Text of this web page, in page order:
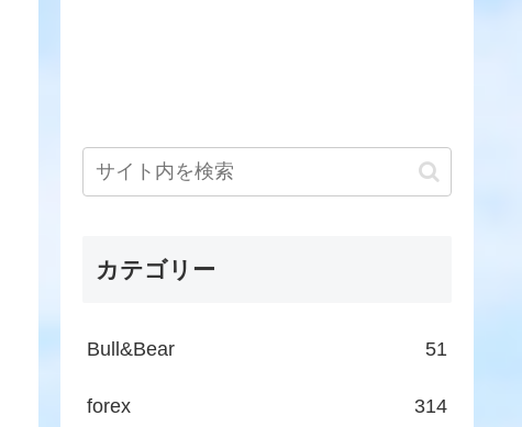
カテゴリー
Bull&Bear 51
forex 314